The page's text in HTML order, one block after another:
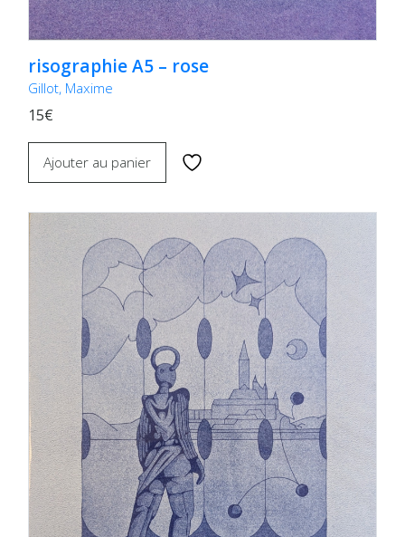
risographie A5 – rose
Gillot, Maxime
15€
Ajouter au panier